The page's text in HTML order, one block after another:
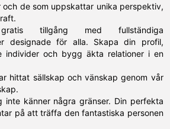
de som uppskattar unika perspektiv,
tillgång med fullständiga
designade för alla. Skapa din profil,
individer och bygg äkta relationer i en
hittat sällskap och vänskap genom vår
inte känner några gränser. Din perfekta
på att träffa den fantastiska personen